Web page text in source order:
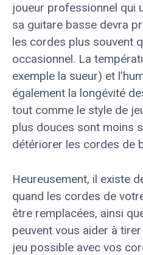
joueur professionnel qui
sa guitare basse devra
les cordes plus souvent
occasionnel. La
exemple la sueur) et
également la longévité
tout comme le style de
plus douces sont moins
détériorer les cordes de
Heureusement, il existe
quand les cordes de
être remplacées, ainsi
peuvent vous aider à
jeu possible avec vos